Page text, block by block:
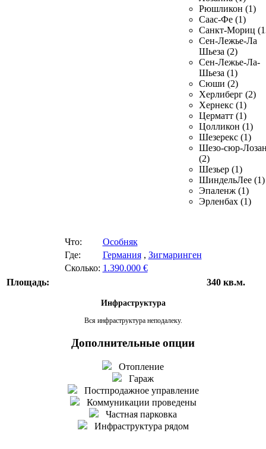
Рюшликон (1)
Саас-Фе (1)
Санкт-Мориц
Сен-Лежье-Ла
Шьеза (2)
Сен-Лежье-Ла-
Шьеза (1)
Сюши (2)
Херлиберг (2)
Хернекс (1)
Церматт (1)
Цолликон (1)
Шезерекс (1)
Шезо-сюр-
(2)
Шезьер (1)
ШиндельЛее (1)
Эпаленж (1)
Эрленбах (1)
Что:
Особняк
Где:
Германия, Зигмаринген
Сколько: 1.390.000 €
Площадь:
340 кв.м.
Инфраструктура
Вся инфраструктура неподалеку.
Дополнительные опции
Отопление
Гараж
Постпродажное управление
Коммуникации проведены
Частная парковка
Инфраструктура рядом